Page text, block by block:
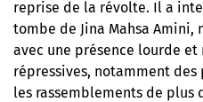
reprise de la révolte. Il a
tombe de Jina Mahsa Amini,
avec une présence lourde et
répressives, notamment
les rassemblements de plus